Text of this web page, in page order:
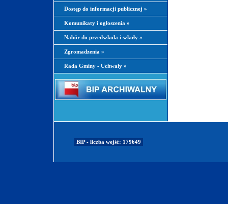
Dostęp do informacji publicznej »
Komunikaty i ogłoszenia »
Nabór do przedszkola i szkoły »
Zgromadzenia »
Rada Gminy - Uchwały »
BIP - liczba wejść: 179649